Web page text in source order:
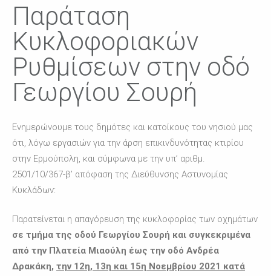
Παράταση
Κυκλοφοριακών
Ρυθμίσεων στην οδό
Γεωργίου Σουρή
Ενημερώνουμε τους δημότες και κατοίκους του νησιού μας
ότι, λόγω εργασιών για την άρση επικινδυνότητας κτιρίου
στην Ερμούπολη, και σύμφωνα με την υπ’ αριθμ.
2501/10/367-β’ απόφαση της Διεύθυνσης Αστυνομίας
Κυκλάδων:
Παρατείνεται η απαγόρευση της κυκλοφορίας των οχημάτων
σε τμήμα της οδού Γεωργίου Σουρή και συγκεκριμένα
από την Πλατεία Μιαούλη έως την οδό Ανδρέα
Δρακάκη, την 12η, 13η και 15η Νοεμβρίου 2021 κατά